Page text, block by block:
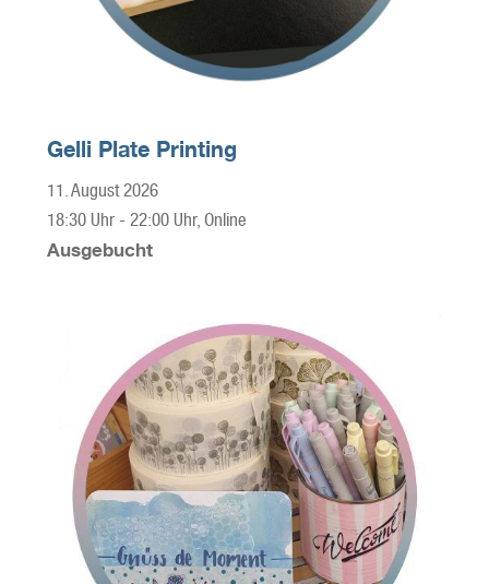
Gelli Plate Printing
11. August 2026
18:30 Uhr- 22:00 Uhr, Online
Ausgebucht